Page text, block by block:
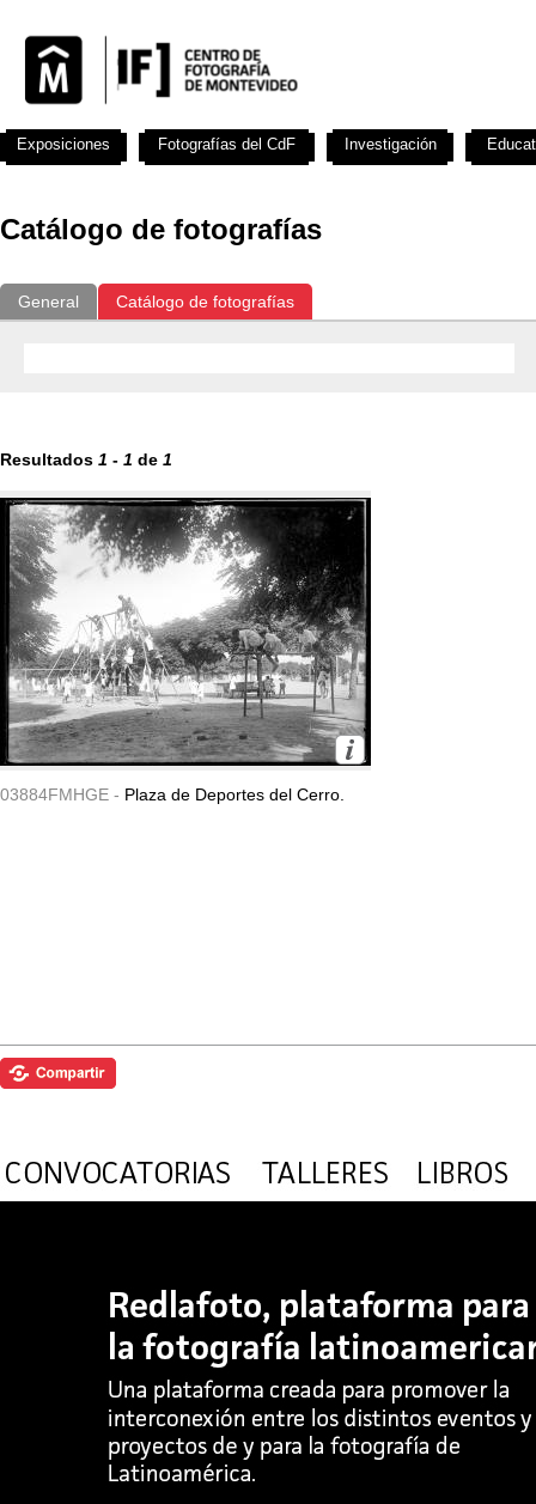
Catálogo de fotografías
General Catálogo de fotografías
Resultados 1 - 1 de 1
03884FMHGE - Plaza de Deportes del Cerro.
Exposiciones Fotografías del CdF Investigación